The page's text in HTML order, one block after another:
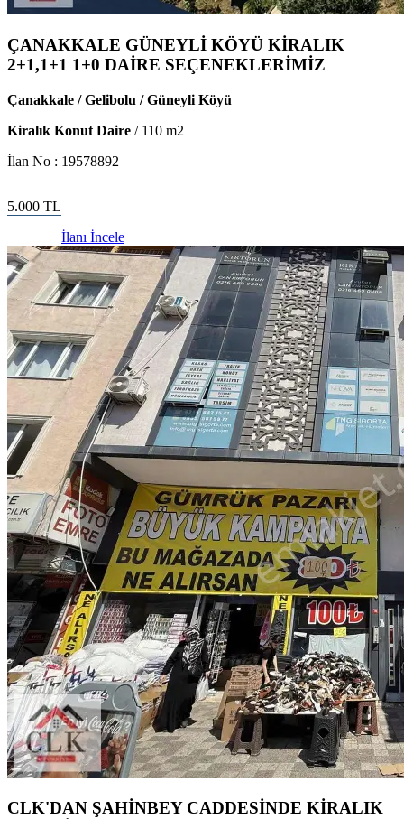
ÇANAKKALE GÜNEYLİ KÖYÜ KİRALIK
2+1,1+1 1+0 DAİRE SEÇENEKLERİMİZ
Çanakkale / Gelibolu / Güneyli Köyü
Kiralık Konut Daire / 110 m2
İlan No : 19578892
5.000 TL
İlanı İncele
CLK'DAN ŞAHİNBEY CADDESİNDE KİRALIK